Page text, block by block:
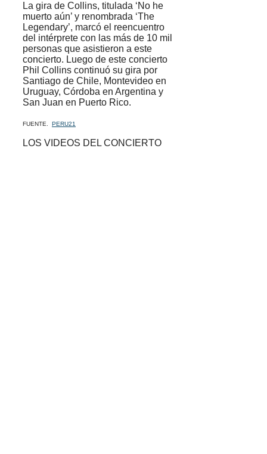
La gira de Collins, titulada ‘No he
muerto aún’ y renombrada ‘The
Legendary’, marcó el reencuentro
del intérprete con las más de 10 mil
personas que asistieron a este
concierto. Luego de este concierto
Phil Collins continuó su gira por
Santiago de Chile, Montevideo en
Uruguay, Córdoba en Argentina y
San Juan en Puerto Rico.
FUENTE. PERU21
LOS VIDEOS DEL CONCIERTO